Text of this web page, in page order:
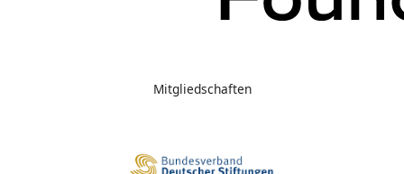
Mitgliedschaften